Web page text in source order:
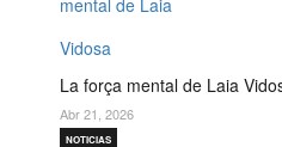
La força mental de Laia
Abr 21, 2026
NOTICIAS